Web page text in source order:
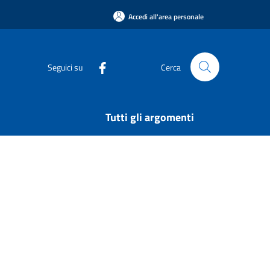
Accedi all'area personale
Seguici su Cerca
Tutti gli argomenti